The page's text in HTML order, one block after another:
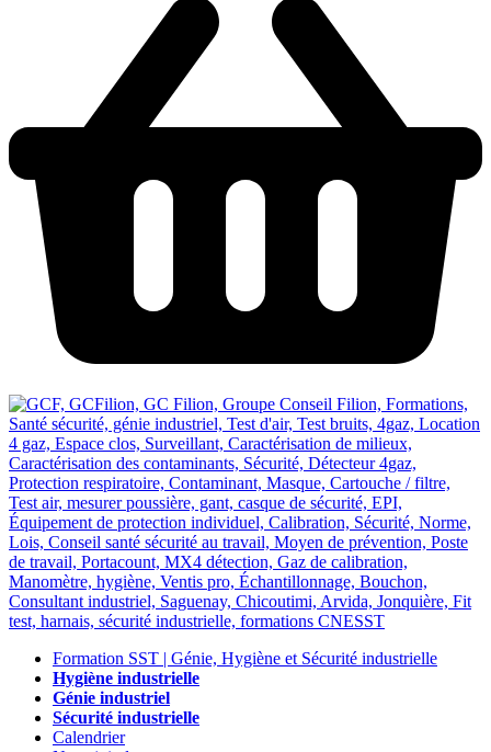
Formation SST | Génie, Hygiène et Sécurité industrielle
Hygiène industrielle
Génie industriel
Sécurité industrielle
Calendrier